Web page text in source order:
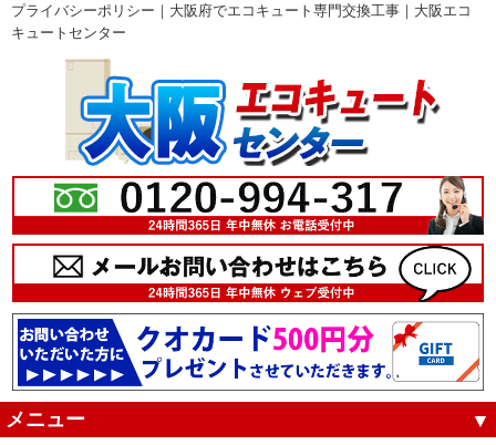
プライバシーポリシー｜大阪府でエコキュート専門交換工事｜大阪エコ
キュートセンター
メニュー